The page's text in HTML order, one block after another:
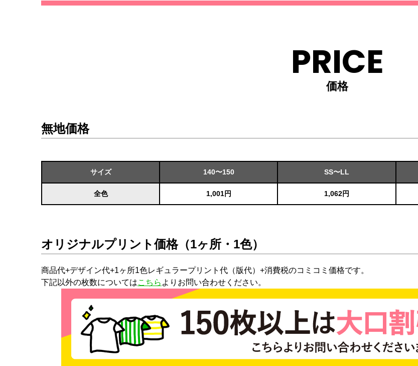
PRICE
価格
無地価格
サイズ 140〜150 SS〜LL
全色 1,001円 1,062円
オリジナルプリント価格（1ヶ所・1色）
商品代+デザイン代+1ヶ所1色レギュラープリント代（版代）+消費税のコミコミ価格です。
下記以外の枚数についてはこちら よりお問い合わせください。